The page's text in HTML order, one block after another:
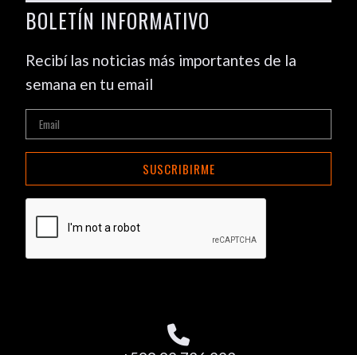
BOLETÍN INFORMATIVO
Recibí las noticias más importantes de la
semana en tu email
SUSCRIBIRME